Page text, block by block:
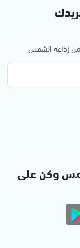
من إذاعة الشمس
وكن على